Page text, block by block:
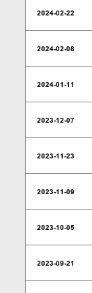
2024-02-22
2024-02-08
2024-01-11
2023-12-07
2023-11-23
2023-11-09
2023-10-05
2023-09-21